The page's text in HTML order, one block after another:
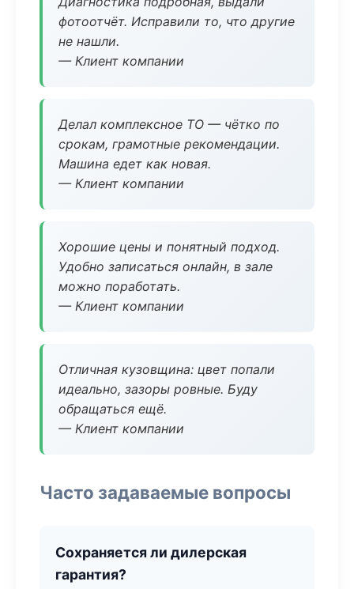
фотоотчёт. Исправили то, что другие
не нашли.
— Клиент компании
Делал комплексное ТО — чётко по
срокам, грамотные рекомендации.
Машина едет как новая.
— Клиент компании
Хорошие цены и понятный подход.
Удобно записаться онлайн, в зале
можно поработать.
— Клиент компании
Отличная кузовщина: цвет попали
идеально, зазоры ровные. Буду
обращаться ещё.
— Клиент компании
Часто задаваемые вопросы
Сохраняется ли дилерская
гарантия?